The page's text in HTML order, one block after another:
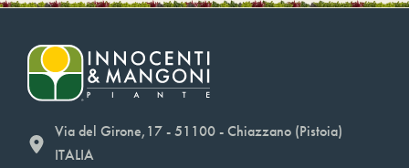
Via del Girone,17 - 51100 - Chiazzano (Pistoia)
ITALIA